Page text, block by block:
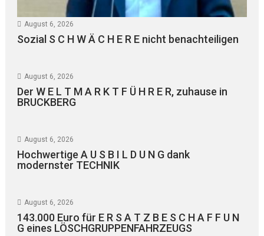
August 6, 2026
Sozial S C H W Ä C H E R E nicht benachteiligen
August 6, 2026
Der W E L T M A R K T F Ü H R E R, zuhause in
BRUCKBERG
August 6, 2026
Hochwertige A U S B I L D U N G dank
modernster TECHNIK
August 6, 2026
143.000 Euro für E R S A T Z B E S C H A F F U N
G eines LÖSCHGRUPPENFAHRZEUGS